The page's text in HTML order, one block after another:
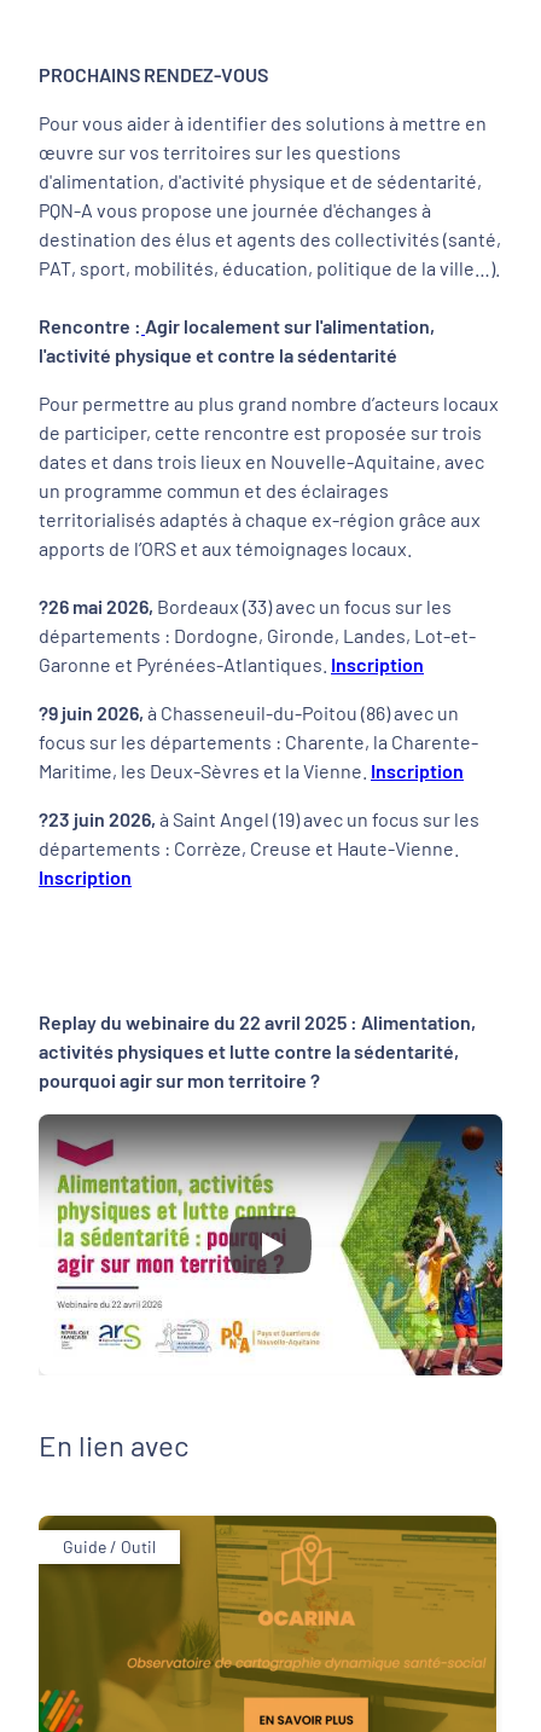
PROCHAINS RENDEZ-VOUS
Pour vous aider à identifier des solutions à mettre en
œuvre sur vos territoires sur les questions
d'alimentation, d'activité physique et de sédentarité,
PQN-A vous propose une journée d'échanges à
destination des élus et agents des collectivités (santé,
PAT, sport, mobilités, éducation, politique de la ville…).
Rencontre : Agir localement sur l'alimentation,
l'activité physique et contre la sédentarité
Pour permettre au plus grand nombre d’acteurs locaux
de participer, cette rencontre est proposée sur trois
dates et dans trois lieux en Nouvelle-Aquitaine, avec
un programme commun et des éclairages
territorialisés adaptés à chaque ex-région grâce aux
apports de l’ORS et aux témoignages locaux.
?26 mai 2026, Bordeaux (33) avec un focus sur les
départements : Dordogne, Gironde, Landes, Lot-et-
Garonne et Pyrénées-Atlantiques. Inscription
?9 juin 2026, à Chasseneuil-du-Poitou (86) avec un
focus sur les départements : Charente, la Charente-
Maritime, les Deux-Sèvres et la Vienne. Inscription
?23 juin 2026, à Saint Angel (19) avec un focus sur les
départements : Corrèze, Creuse et Haute-Vienne.
Inscription
Replay du webinaire du 22 avril 2025 : Alimentation,
activités physiques et lutte contre la sédentarité,
pourquoi agir sur mon territoire ?
Play
En lien avec
Guide / Outil